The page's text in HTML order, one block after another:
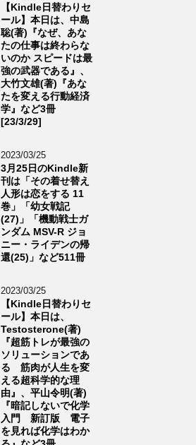
【Kindle日替わりセ
ール】本日は、中島
聡(著)『なぜ、あな
たの仕事は終わらな
いのか スピードは最
強の武器である』、
大竹文雄(著)『あな
たを変える行動経済
学』など3冊
[23/3/29]
2023/03/25
3月25日のKindle新
刊は「その着せ替え
人形は恋をする 11
巻」「幼女戦記
(27)」「機動戦士ガ
ンダム MSV-R ジョ
ニー・ライデンの帰
還(25)」など511冊
2023/03/25
【Kindle日替わりセ
ール】本日は、
Testosterone(著)
『超筋トレが最強の
ソリューションであ
る 筋肉が人生を変
える超科学的な理
由』、平山令明(著)
『暗記しないで化学
入門 新訂版 電子
を見れば化学はわか